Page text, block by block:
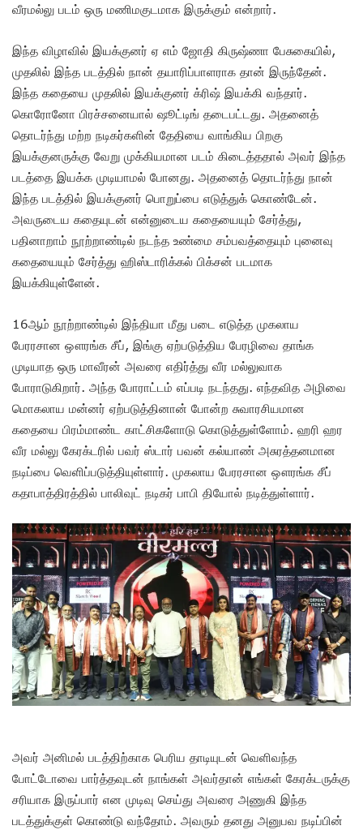
வீரமல்லு படம் ஒரு மணிமகுடமாக இருக்கும் என்றார்.
இந்த விழாவில் இயக்குனர் ஏ எம் ஜோதி கிருஷ்ணா பேசுகையில்,
முதலில் இந்த படத்தில் நான் தயாரிப்பாளராக தான் இருந்தேன்.
இந்த கதையை முதலில் இயக்குனர் க்ரிஷ் இயக்கி வந்தார்.
கொரோனோ பிரச்சனையால் ஷூட்டிங் தடைபட்டது. அதனைத்
தொடர்ந்து மற்ற நடிகர்களின் தேதியை வாங்கிய பிறகு
இயக்குனருக்கு வேறு முக்கியமான படம் கிடைத்ததால் அவர் இந்த
படத்தை இயக்க முடியாமல் போனது. அதனைத் தொடர்ந்து நான்
இந்த படத்தில் இயக்குனர் பொறுப்பை எடுத்துக் கொண்டேன்.
அவருடைய கதையுடன் என்னுடைய கதையையும் சேர்த்து,
பதினாறாம் நூற்றாண்டில் நடந்த உண்மை சம்பவத்தையும் புனைவு
கதையையும் சேர்த்து ஹிஸ்டாரிக்கல் பிக்சன் படமாக
இயக்கியுள்ளேன்.
16ஆம் நூற்றாண்டில் இந்தியா மீது படை எடுத்த முகலாய
பேரரசான ஔரங்க சீப், இங்கு ஏற்படுத்திய பேரழிவை தாங்க
முடியாத ஒரு மாவீரன் அவரை எதிர்த்து வீர மல்லுவாக
போராடுகிறார். அந்த போராட்டம் எப்படி நடந்தது. எந்தவித அழிவை
மொகலாய மன்னர் ஏற்படுத்தினான் போன்ற சுவாரசியமான
கதையை பிரம்மாண்ட காட்சிகளோடு கொடுத்துள்ளோம். ஹரி ஹர
வீர மல்லு கேரக்டரில் பவர் ஸ்டார் பவன் கல்யாண் அசுரத்தனமான
நடிப்பை வெளிப்படுத்தியுள்ளார். முகலாய பேரரசான ஔரங்க சீப்
கதாபாத்திரத்தில் பாலிவுட் நடிகர் பாபி தியோல் நடித்துள்ளார்.
அவர் அனிமல் படத்திற்காக பெரிய தாடியுடன் வெளிவந்த
போட்டோவை பார்த்தவுடன் நாங்கள் அவர்தான் எங்கள் கேரக்டருக்கு
சரியாக இருப்பார் என முடிவு செய்து அவரை அணுகி இந்த
படத்துக்குள் கொண்டு வந்தோம். அவரும் தனது அனுபவ நடிப்பின்